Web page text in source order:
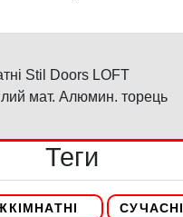
Stil Doors LOFT
мат. Алюмин. торець
Теги
СУЧАСНІ